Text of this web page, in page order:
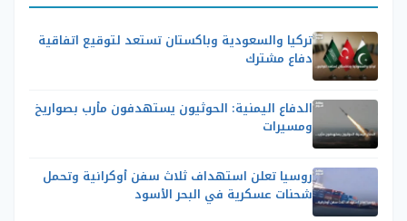
تركيا والسعودية وباكستان تستعد لتوقيع اتفاقية
دفاع مشترك
الدفاع اليمنية: الحوثيون يستهدفون مأرب بصواريخ
ومسيرات
روسيا تعلن استهداف ثلاث سفن أوكرانية وتحمل
شحنات عسكرية في البحر الأسود